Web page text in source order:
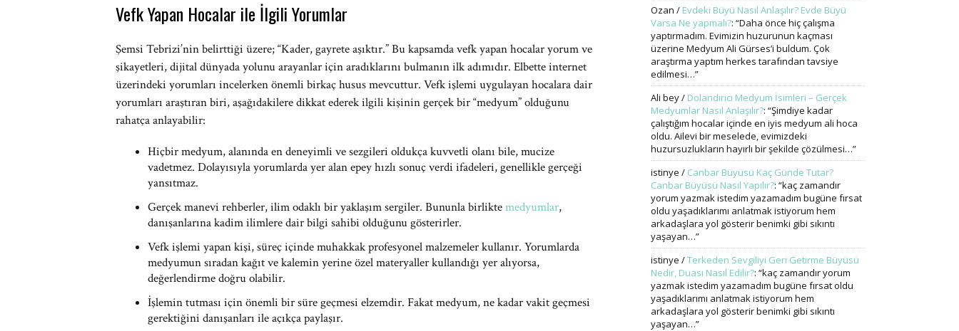
Vefk Yapan Hocalar ile İlgili Yorumlar
Şemsi Tebrizi’nin belirttiği üzere; “Kader, gayrete aşıktır.” Bu kapsamda vefk yapan hocalar yorum ve
şikayetleri, dijital dünyada yolunu arayanlar için aradıklarını bulmanın ilk adımıdır. Elbette internet
üzerindeki yorumları incelerken önemli birkaç husus mevcuttur. Vefk işlemi uygulayan hocalara dair
yorumları araştıran biri, aşağıdakilere dikkat ederek ilgili kişinin gerçek bir “medyum” olduğunu
rahatça anlayabilir:
Hiçbir medyum, alanında en deneyimli ve sezgileri oldukça kuvvetli olanı bile, mucize
vadetmez. Dolayısıyla yorumlarda yer alan epey hızlı sonuç verdi ifadeleri, genellikle gerçeği
yansıtmaz.
Gerçek manevi rehberler, ilim odaklı bir yaklaşım sergiler. Bununla birliktemedyumlar,
danışanlarına kadim ilimlere dair bilgi sahibi olduğunu gösterirler.
Vefk işlemi yapan kişi, süreç içinde muhakkak profesyonel malzemeler kullanır. Yorumlarda
medyumun sıradan kağıt ve kalemin yerine özel materyaller kullandığı yer alıyorsa,
değerlendirme doğru olabilir.
İşlemin tutması için önemli bir süre geçmesi elzemdir. Fakat medyum, ne kadar vakit geçmesi
gerektiğini danışanları ile açıkça paylaşır.
Ozan / Evdeki Büyü Nasıl Anlaşılır? Evde Büyü
Varsa Ne yapmalı?: “Daha önce hiç çalışma
yaptırmadım. Evimizin huzurunun kaçması
üzerine Medyum Ali Gürses’i buldum. Çok
araştırma yaptım herkes tarafından tavsiye
edilmesi…”
Ali bey/ Dolandırıcı Medyum İsimleri – Gerçek
Medyumlar Nasıl Anlaşılır?: “Şimdiye kadar
çalıştığım hocalar içinde en iyis medyum ali hoca
oldu. Ailevi bir meselede, evimizdeki
huzursuzlukların hayırlı bir şekilde çözülmesi…”
istinye / Canbar Büyüsü Kaç Günde Tutar?
Canbar Büyüsü Nasıl Yapılır?: “kaç zamandır
yorum yazmak istedim yazamadım bugüne fırsat
oldu yaşadıklarımı anlatmak istiyorum hem
arkadaşlara yol gösterir benimki gibi sıkıntı
yaşayan…”
istinye /Terkeden Sevgiliyi Geri Getirme Büyüsü
Nedir, Duası Nasıl Edilir?: “kaç zamandır yorum
yazmak istedim yazamadım bugüne fırsat oldu
yaşadıklarımı anlatmak istiyorum hem
arkadaşlara yol gösterir benimki gibi sıkıntı
yaşayan…”